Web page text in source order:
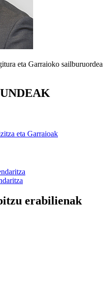
eta Garraioko sailburuordea
eta Garraioak
erabilienak